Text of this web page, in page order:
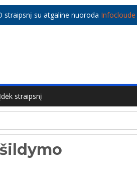
straipsnį su atgaline nuoroda Infocloude
Įdėk straipsnį